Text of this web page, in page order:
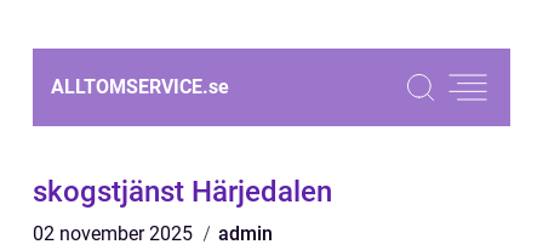
ALLTOMSERVICE.se
skogstjänst Härjedalen
02 november 2025 admin